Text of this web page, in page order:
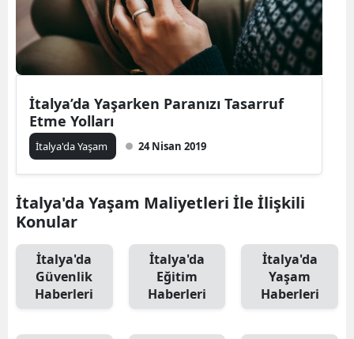
İtalya’da Yaşarken Paranızı Tasarruf
Etme Yolları
İtalya'da Yaşam 24 Nisan 2019
İtalya'da Yaşam Maliyetleri İle İlişkili
Konular
İtalya'da
Güvenlik
Haberleri
İtalya'da
Eğitim
Haberleri
İtalya'da
Yaşam
Haberleri